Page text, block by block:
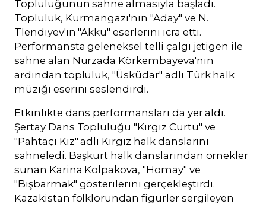
Topluluğunun sahne almasıyla başladı.
Topluluk, Kurmangazi'nin "Aday" ve N.
Tlendiyev'in "Akku" eserlerini icra etti.
Performansta geleneksel telli çalgı jetigen ile
sahne alan Nurzada Körkembayeva'nın
ardından topluluk, "Üsküdar" adlı Türk halk
müziği eserini seslendirdi.
Etkinlikte dans performansları da yer aldı.
Şertay Dans Topluluğu "Kırgız Curtu" ve
"Pahtaçı Kız" adlı Kırgız halk danslarını
sahneledi. Başkurt halk danslarından örnekler
sunan Karina Kolpakova, "Homay" ve
"Bişbarmak" gösterilerini gerçekleştirdi.
Kazakistan folklorundan figürler sergileyen